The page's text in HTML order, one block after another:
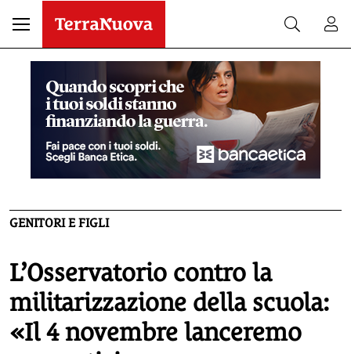
GENITORI E FIGLI
L’Osservatorio contro la
militarizzazione della scuola:
«Il 4 novembre lanceremo